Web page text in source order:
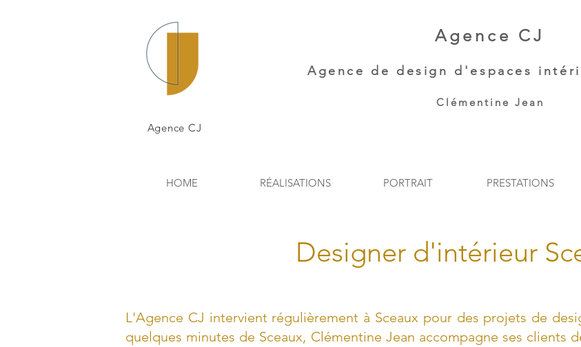
Agence CJ
Agence de design d'espaces
Clémentine Jean​
Agence CJ
HOME RÉALISATIONS PORTRAIT PRESTATIONS
Designer d'intérieur
L'Agence CJ intervient régulièrement à Sceaux pour des projets de
quelques minutes de Sceaux, Clémentine Jean accompagne ses clients